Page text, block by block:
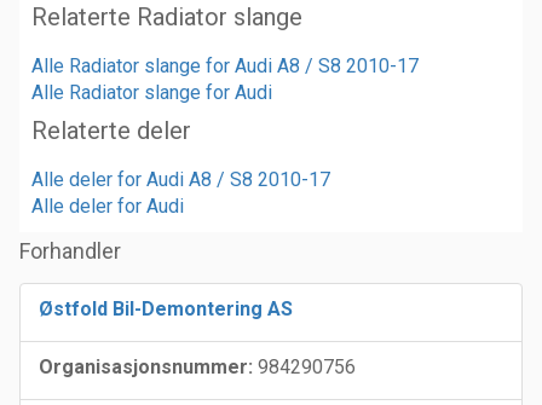
Relaterte Radiator slange
Alle Radiator slange for Audi A8 / S8 2010-17
Alle Radiator slange for Audi
Relaterte deler
Alle deler for Audi A8 / S8 2010-17
Alle deler for Audi
Forhandler
Østfold Bil-Demontering AS
Organisasjonsnummer: 984290756